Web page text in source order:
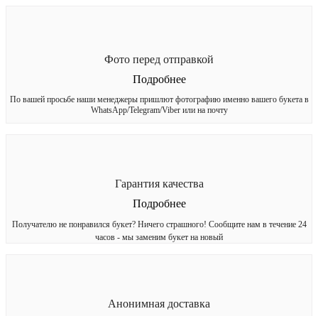
Фото перед отправкой
Подробнее
По вашей просьбе наши менеджеры пришлют фотографию именно вашего букета в
WhatsApp/Telegram/Viber или на почту
Гарантия качества
Подробнее
Получателю не понравился букет? Ничего страшного! Сообщите нам в течение 24
часов - мы заменим букет на новый
Анонимная доставка